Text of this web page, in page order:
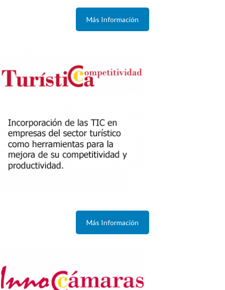
Más Información
Más Información